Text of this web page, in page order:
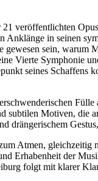
veröffentlichten
Anklänge in seinen
sein, warum
Vierte Symphonie
seines Schaffens
subtilen Motiven,
drängerischem
Atmen, gleichzeitig
Erhabenheit der
folgt mit klarer